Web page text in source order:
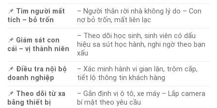
📌 Tìm người mất
tích – bỏ trốn
– Người thân rời nhà không lý do – Con
nợ bỏ trốn, mất liên lạc
📌 Giám sát con
cái – vị thành niên
– Theo dõi học sinh, sinh viên có dấu
hiệu sa sút học hành, nghi ngờ theo bạn
xấu
📌 Điều tra nội bộ
doanh nghiệp
– Xác minh hành vi gian lận, trộm cắp,
tiết lộ thông tin khách hàng
📌 Theo dõi từ xa
bằng thiết bị
– Gắn định vị ô tô, xe máy – Lắp camera
bí mật theo yêu cầu